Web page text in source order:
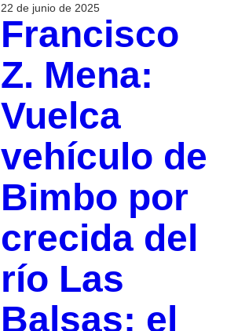
22 de junio de 2025
Francisco
Z. Mena:
Vuelca
vehículo de
Bimbo por
crecida del
río Las
Balsas; el